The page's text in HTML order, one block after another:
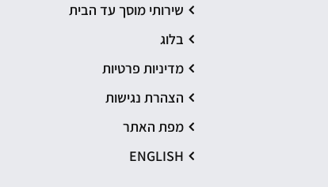
שירותי מוסך עד הבית
בלוג
מדיניות פרטיות
הצהרת נגישות
מפת האתר
ENGLISH